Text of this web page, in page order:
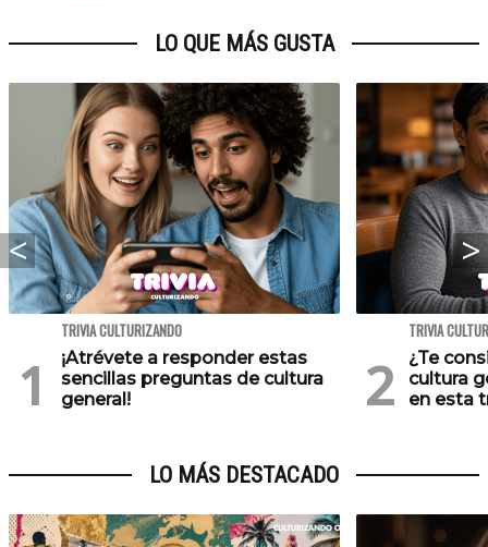
LO QUE MÁS GUSTA
TRIVIA CULTURIZANDO
¡Atrévete a responder estas
sencillas preguntas de cultura
general!
TRIVIA
¿Te
cultura
en esta
LO MÁS DESTACADO